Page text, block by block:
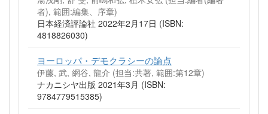
者), 範囲:編集、序章)
日本経済評論社 2022年2月17日 (ISBN:
4818826030)
ヨーロッパ・デモクラシーの論点
伊藤, 武, 網谷, 龍介 (担当:共著, 範囲:第12章)
ナカニシヤ出版 2021年3月 (ISBN:
9784779515385)